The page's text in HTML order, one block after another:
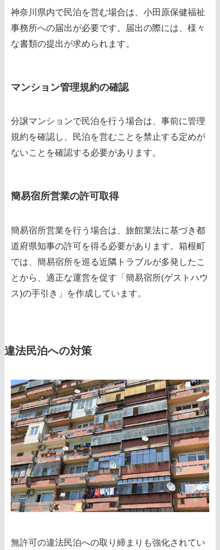
神奈川県内で民泊を営む場合は、小田原保健福祉
事務所への届出が必要です。届出の際には、様々
な書類の提出が求められます。
マンション管理規約の確認
分譲マンションで民泊を行う場合は、事前に管理
規約を確認し、民泊を営むことを禁止する定めが
ないことを確認する必要があります。
簡易宿所営業の許可取得
簡易宿所営業を行う場合は、旅館業法に基づき都
道府県知事の許可を得る必要があります。箱根町
では、簡易宿所を巡る近隣トラブルが多発したこ
とから、適正な運営を促す「簡易宿所(ゲストハウ
ス)の手引き」を作成しています。
違法民泊への対策
無許可の違法民泊への取り締まりも強化されてい